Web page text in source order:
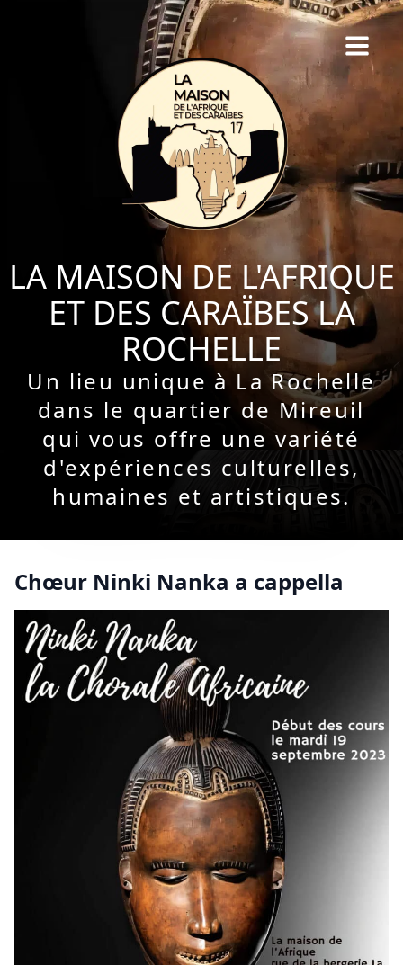
LA MAISON DE L'AFRIQUE
ET DES CARAÏBES LA
ROCHELLE
Un lieu unique à La Rochelle
dans le quartier de Mireuil
qui vous offre une variété
d'expériences culturelles,
humaines et artistiques.
Chœur Ninki Nanka a cappella